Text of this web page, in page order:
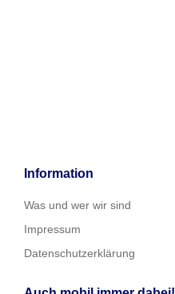
Information
Was und wer wir sind
Impressum
Datenschutzerklärung